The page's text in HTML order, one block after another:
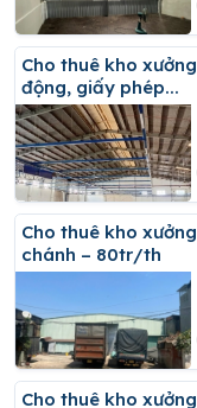
Cho thuê kho xưởng trong kcn cát lái quận 2, pccc tự
động, giấy phép...
Cho thuê kho xưởng 1250m2 - ấp 1, vĩnh lộc a, bình
chánh – 80tr/th
Cho thuê kho xưởng 1250m2 - ấp 1, vĩnh lộc a, bình